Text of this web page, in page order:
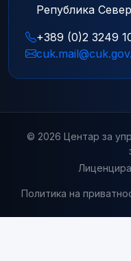
Република
+389 (0)2 3249
© 2026 Центар за
Политика на